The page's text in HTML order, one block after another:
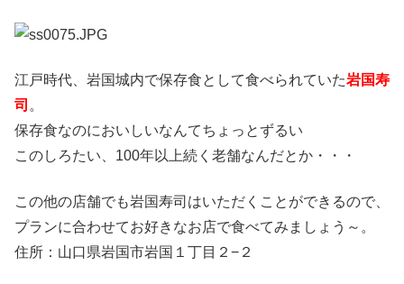
江戸時代、岩国城内で保存食として食べられていた岩国寿
司 。
保存食なのにおいしいなんてちょっとずるい
このしろたい、100年以上続く老舗なんだとか・・・
この他の店舗でも岩国寿司はいただくことができるので、
プランに合わせてお好きなお店で食べてみましょう～。
住所：山口県岩国市岩国１丁目２−２